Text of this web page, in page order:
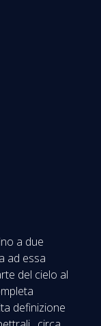
a due
ad essa
del cielo al
definizione